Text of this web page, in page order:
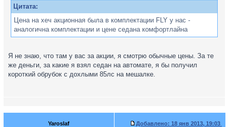
Цитата:
Цена на хеч акционная была в комплектации FLY у нас -
аналогична комплектации и цене седана комфортлайна
Я не знаю, что там у вас за акции, я смотрю обычные цены. За те
же деньги, за какие я взял седан на автомате, я бы получил
короткий обрубок с дохлыми 85лс на мешалке.
Yaroslaf Добавлено: 18 янв 2013, 19:03